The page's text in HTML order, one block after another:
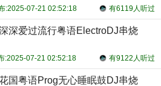
有6119人听过
:2025-07-21 02:52:18
深爱过流行粤语ElectroDJ串烧
有9122人听过
:2025-07-21 02:52:18
国粤语Prog无心睡眠鼓DJ串烧